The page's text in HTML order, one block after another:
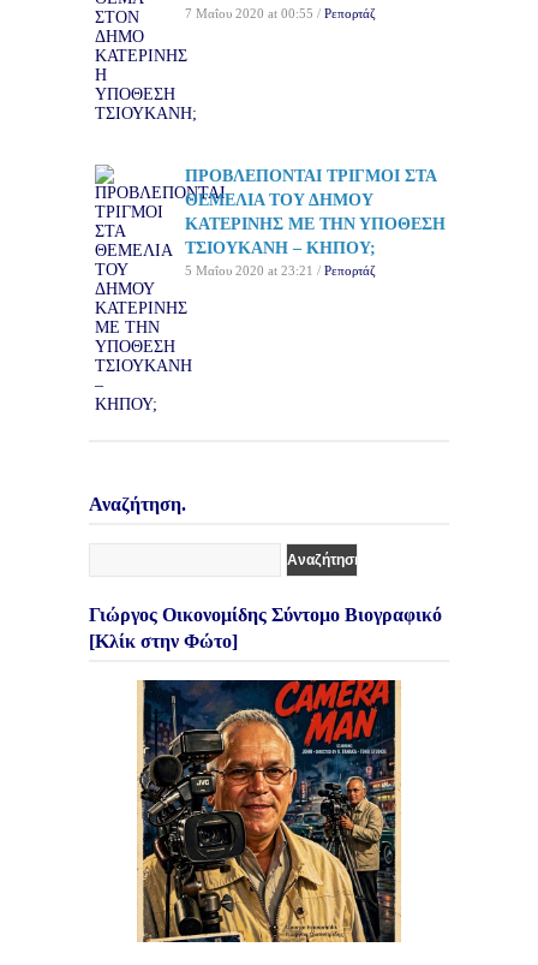
7 Μαΐου 2020 at 00:55 / Ρεπορτάζ
ΠΡΟΒΛΕΠΟΝΤΑΙ ΤΡΙΓΜΟΙ ΣΤΑ
ΘΕΜΕΛΙΑ ΤΟΥ ΔΗΜΟΥ
ΚΑΤΕΡΙΝΗΣ ΜΕ ΤΗΝ ΥΠΟΘΕΣΗ
ΤΣΙΟΥΚΑΝΗ – ΚΗΠΟΥ;
5 Μαΐου 2020 at 23:21 / Ρεπορτάζ
Αναζήτηση.
Γιώργος Οικονομίδης Σύντομο Βιογραφικό
[Κλίκ στην Φώτο]